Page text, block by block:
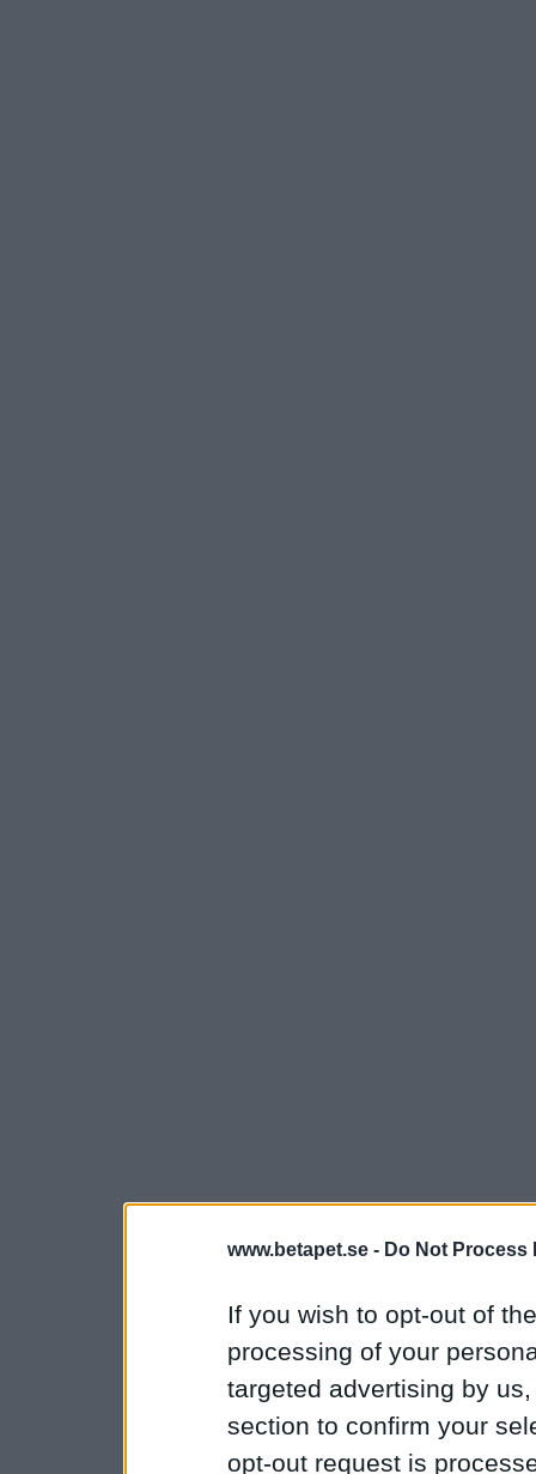
www.betapet.se - Do Not Process
If you wish to opt-out of
processing of your
targeted advertising by
section to confirm your
opt-out request is